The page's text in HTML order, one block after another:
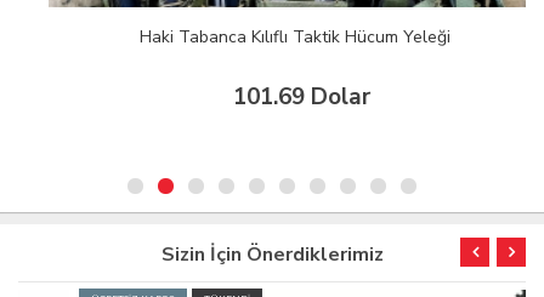
Haki Tabanca Kılıflı Taktik Hücum Yeleği
101.69 Dolar
Sizin İçin Önerdiklerimiz